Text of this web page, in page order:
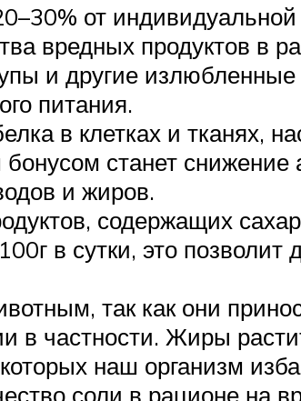
от
вредных продуктов в
и другие
питания.
в клетках и тканях,
станет снижение
и жиров.
содержащих
в сутки, это позволит
так как они
в частности. Жиры
наш организм
соли в рационе на